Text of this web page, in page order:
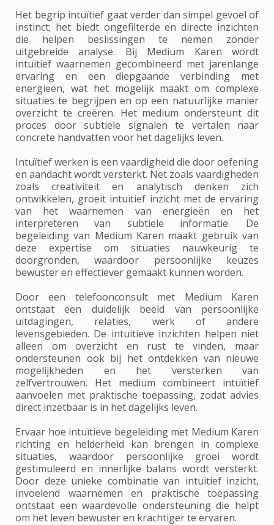
Het begrip intuïtief gaat verder dan simpel gevoel of
instinct; het biedt ongefilterde en directe inzichten
die helpen beslissingen te nemen zonder
uitgebreide analyse. Bij Medium Karen wordt
intuïtief waarnemen gecombineerd met jarenlange
ervaring en een diepgaande verbinding met
energieën, wat het mogelijk maakt om complexe
situaties te begrijpen en op een natuurlijke manier
overzicht te creëren. Het medium ondersteunt dit
proces door subtiele signalen te vertalen naar
concrete handvatten voor het dagelijks leven.
Intuïtief werken is een vaardigheid die door oefening
en aandacht wordt versterkt. Net zoals vaardigheden
zoals creativiteit en analytisch denken zich
ontwikkelen, groeit intuïtief inzicht met de ervaring
van het waarnemen van energieën en het
interpreteren van subtiele informatie. De
begeleiding van Medium Karen maakt gebruik van
deze expertise om situaties nauwkeurig te
doorgronden, waardoor persoonlijke keuzes
bewuster en effectiever gemaakt kunnen worden.
Door een telefoonconsult met Medium Karen
ontstaat een duidelijk beeld van persoonlijke
uitdagingen, relaties, werk of andere
levensgebieden. De intuïtieve inzichten helpen niet
alleen om overzicht en rust te vinden, maar
ondersteunen ook bij het ontdekken van nieuwe
mogelijkheden en het versterken van
zelfvertrouwen. Het medium combineert intuïtief
aanvoelen met praktische toepassing, zodat advies
direct inzetbaar is in het dagelijks leven.
Ervaar hoe intuïtieve begeleiding met Medium Karen
richting en helderheid kan brengen in complexe
situaties, waardoor persoonlijke groei wordt
gestimuleerd en innerlijke balans wordt versterkt.
Door deze unieke combinatie van intuïtief inzicht,
invoelend waarnemen en praktische toepassing
ontstaat een waardevolle ondersteuning die helpt
om het leven bewuster en krachtiger te ervaren.